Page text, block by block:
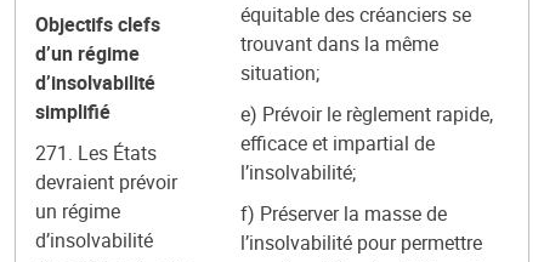
Objectifs clefs
d’un régime
d’insolvabilité
simplifié
271. Les États
devraient prévoir
un régime
d’insolvabilité
équitable des créanciers se
trouvant dans la même
situation;
e) Prévoir le règlement rapide,
efficace et impartial de
l’insolvabilité;
f) Préserver la masse de
l’insolvabilité pour permettre